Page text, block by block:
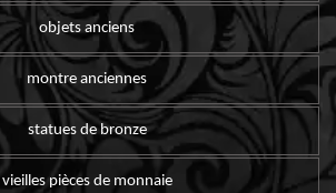
objets anciens
montre anciennes
statues de bronze
vieilles pièces de monnaie